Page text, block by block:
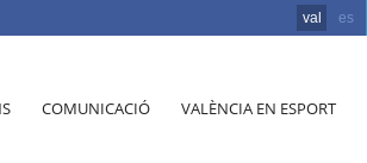
val es
COMUNICACIÓ VALÈNCIA EN ESPORT